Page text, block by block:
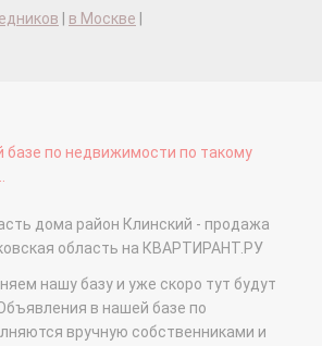
в Москве
по недвижимости по такому
дома район Клинский - продажа
область на КВАРТИРАНТ.РУ
нашу базу и уже скоро тут будут
в нашей базе по
вручную собственниками и